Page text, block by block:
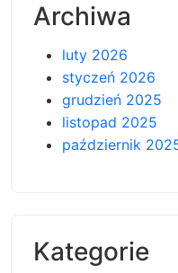
Archiwa
luty 2026
styczeń 2026
grudzień 2025
listopad 2025
październik
Kategorie